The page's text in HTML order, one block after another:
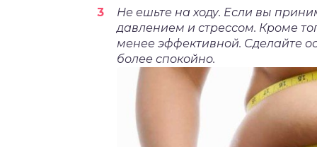
Не ешьте на ходу. Если вы
давлением и стрессом. Кроме
менее эффективной. Сделайте
более спокойно.